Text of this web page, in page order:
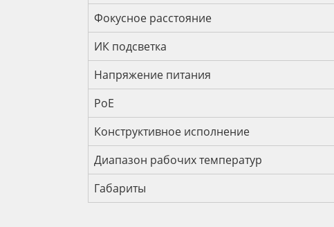
Фокусное расстояние
ИК подсветка
Напряжение питания
PoE
Конструктивное исполнение
Диапазон рабочих температур
Габариты